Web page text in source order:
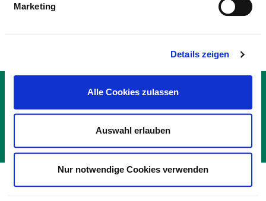
Marketing
Details zeigen
Alle Cookies zulassen
Auswahl erlauben
Nur notwendige Cookies verwenden
Neurochirurgie (AQ41)